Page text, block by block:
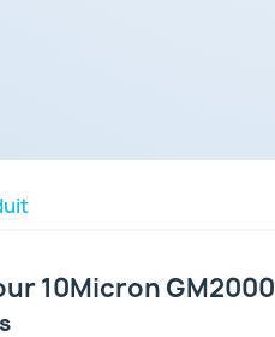
10Micron GM2000